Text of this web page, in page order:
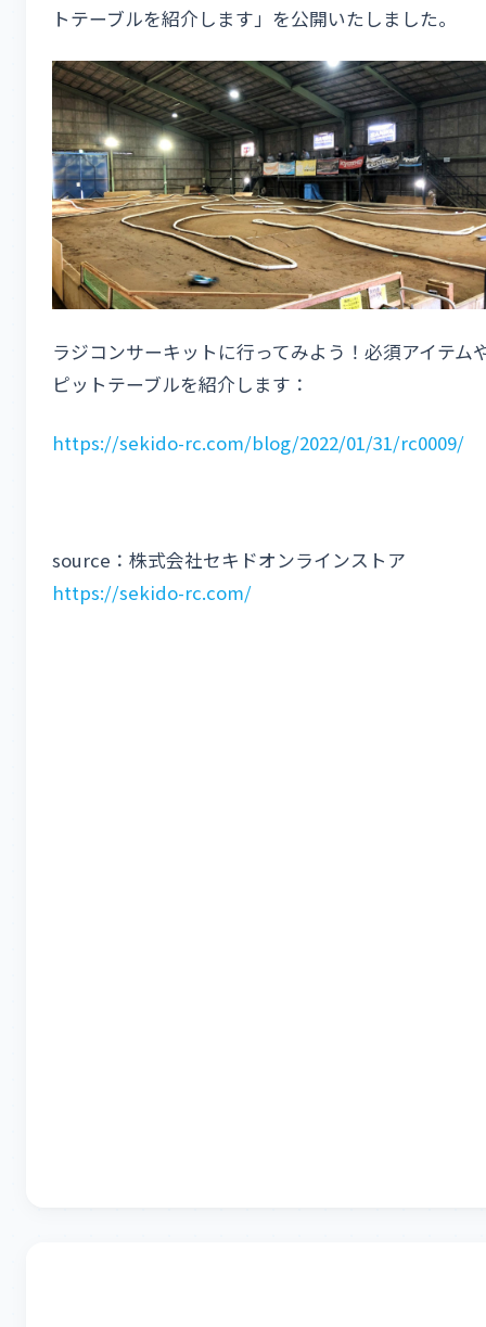
トテーブルを紹介します」を公開いたしました。
ラジコンサーキットに行ってみよう！必須アイテム
ピットテーブルを紹介します：
https://sekido-rc.com/blog/2022/01/31/rc0009/
source：株式会社セキドオンラインストア
https://sekido-rc.com/